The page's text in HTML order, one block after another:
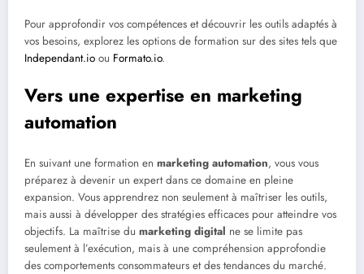
Pour approfondir vos compétences et découvrir les outils adaptés à
vos besoins, explorez les options de formation sur des sites tels que
Independant.io ou Formato.io.
Vers une expertise en marketing
automation
En suivant une formation en marketing automation, vous vous
préparez à devenir un expert dans ce domaine en pleine
expansion. Vous apprendrez non seulement à maîtriser les outils,
mais aussi à développer des stratégies efficaces pour atteindre vos
objectifs. La maîtrise du marketing digital ne se limite pas
seulement à l’exécution, mais à une compréhension approfondie
des comportements consommateurs et des tendances du marché.